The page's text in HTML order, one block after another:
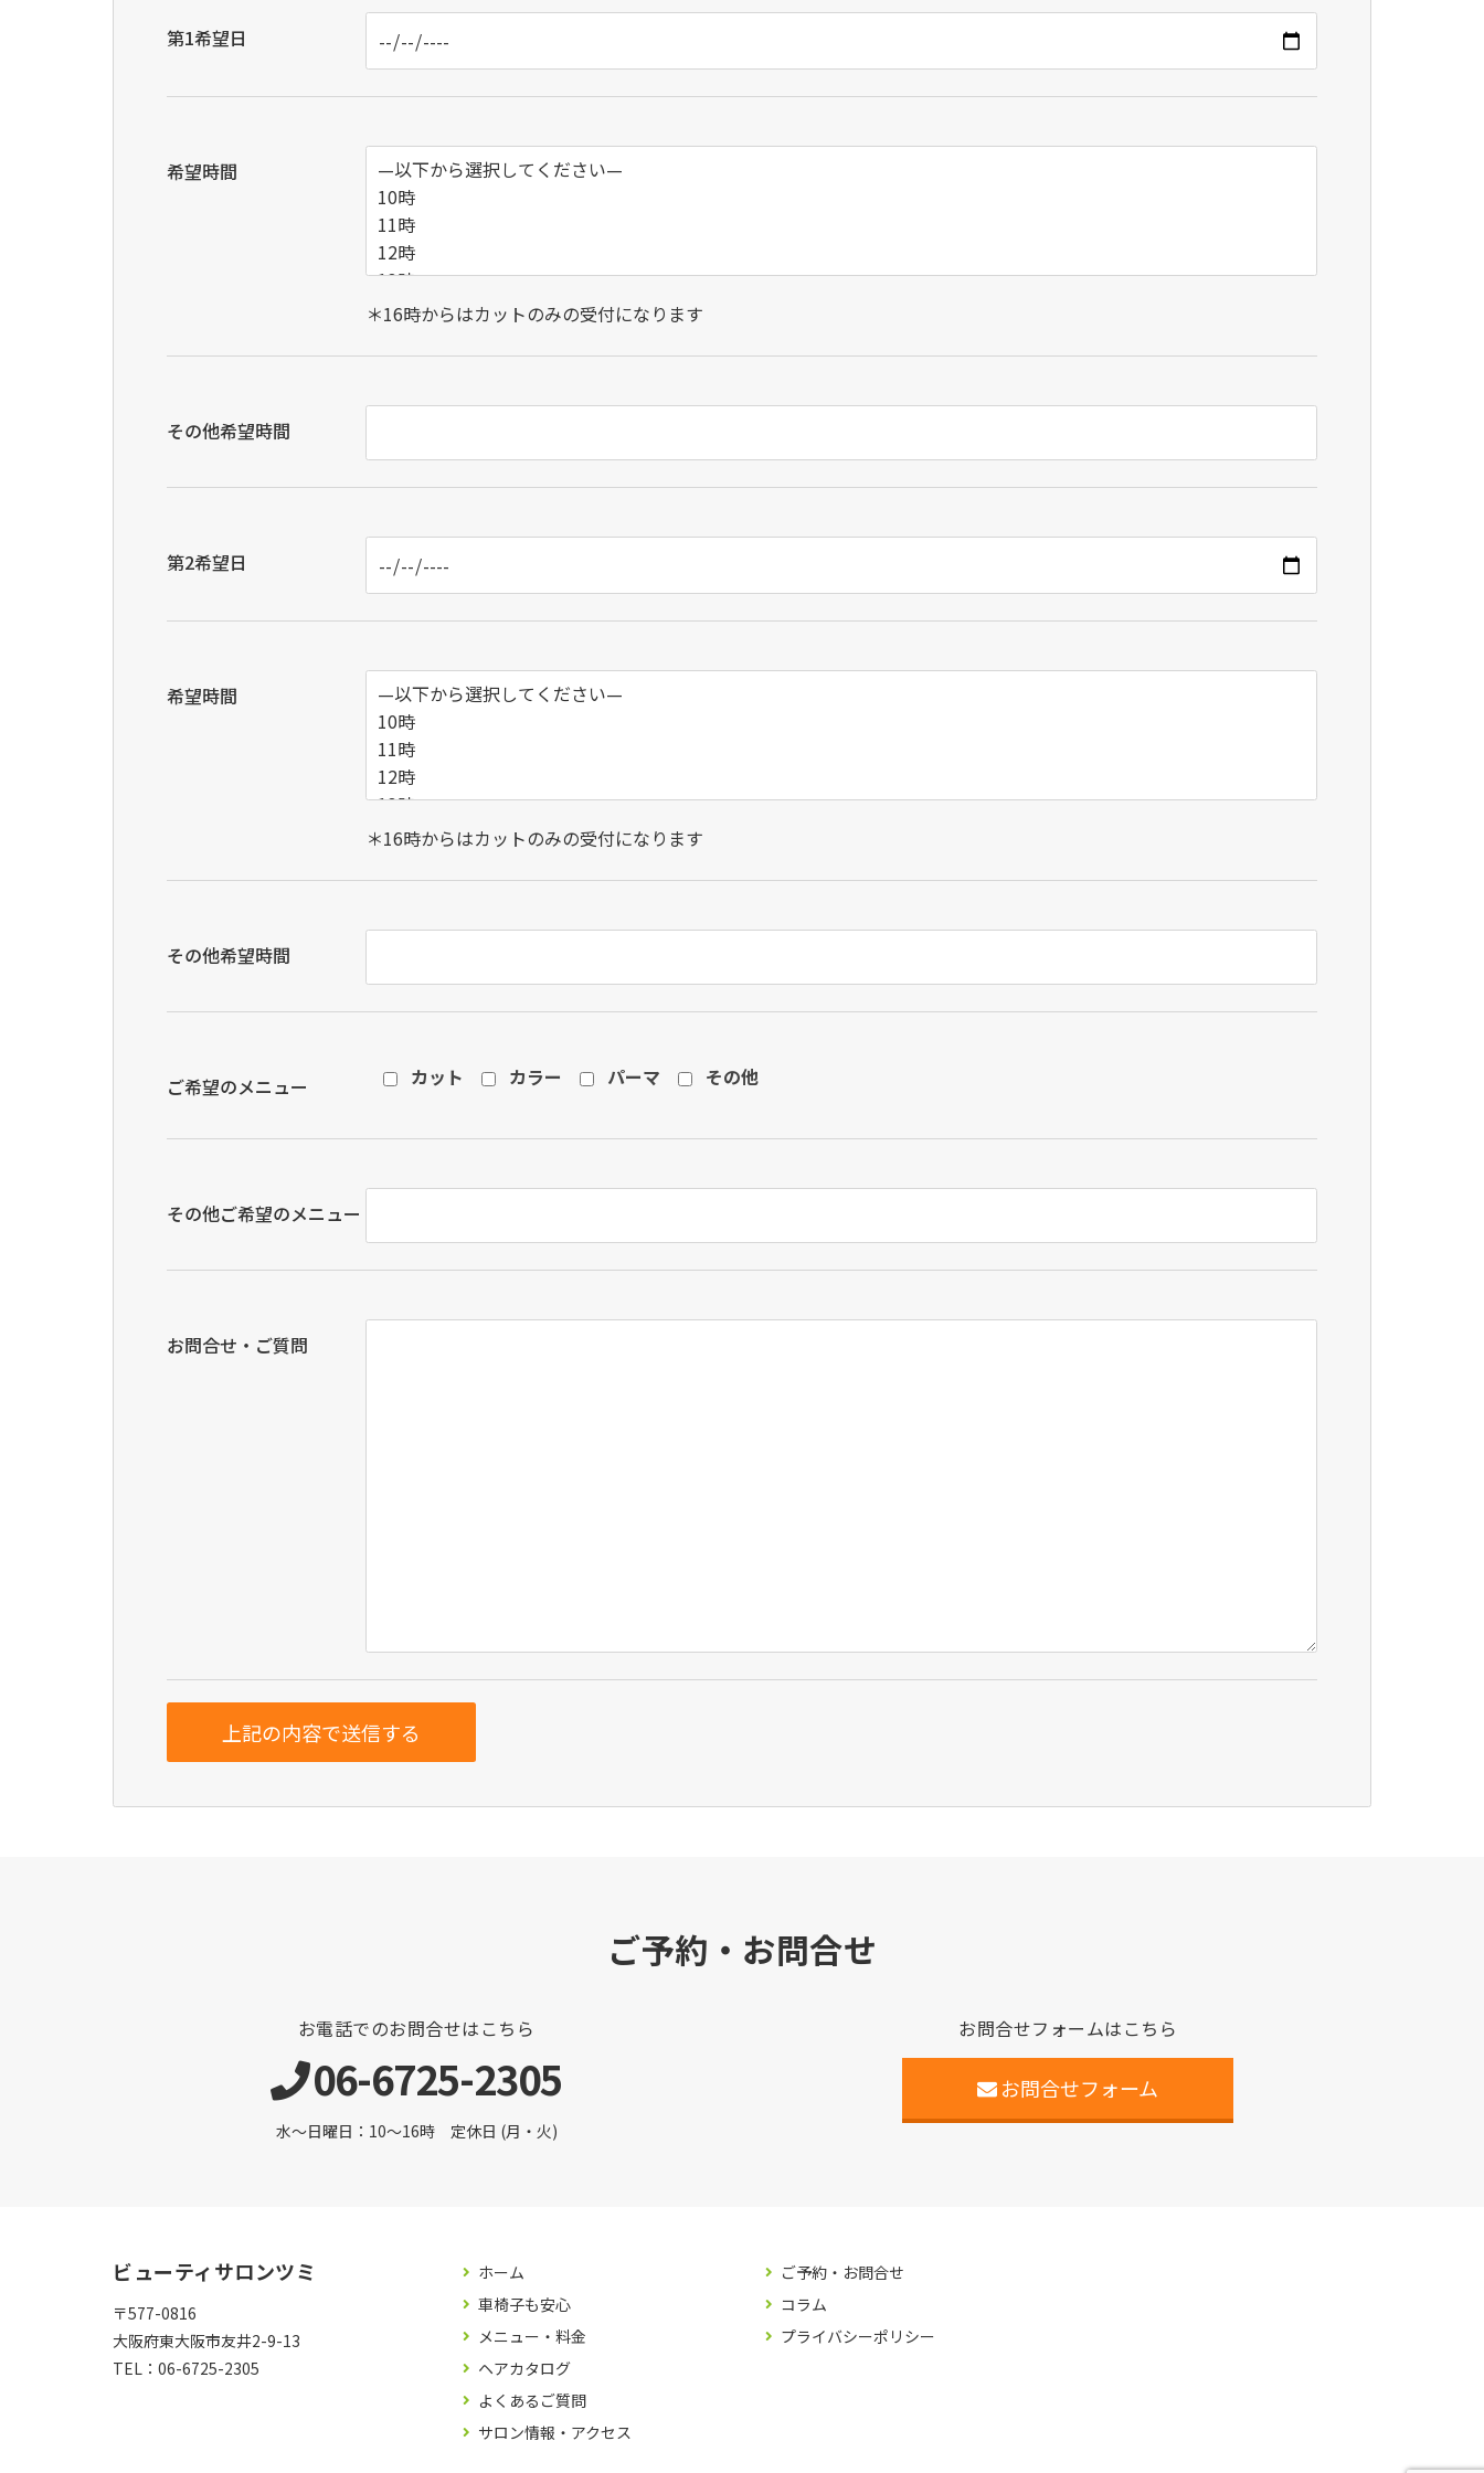
第1希望日
希望時間
＊16時からはカットのみの受付になります
その他希望時間
第2希望日
希望時間
＊16時からはカットのみの受付になります
その他希望時間
ご希望のメニュー カット カラー パーマ その他
その他ご希望のメニュー
お問合せ・ご質問
ご予約・お問合せ
お電話でのお問合せはこちら
06-6725-2305
水～日曜日：10～16時 定休日 (月・火)
お問合せフォームはこちら
お問合せフォーム
ビューティサロンツミ
〒577-0816
大阪府東大阪市友井2-9-13
TEL： 06-6725-2305
ホーム
車椅子も安心
メニュー・料金
ヘアカタログ
よくあるご質問
サロン情報・アクセス
ご予約・お問合せ
コラム
プライバシーポリシー